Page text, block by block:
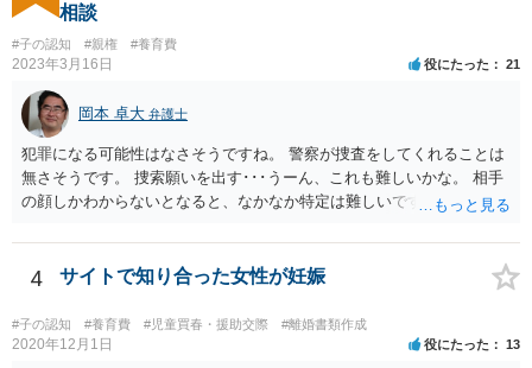
相談
#子の認知 #親権 #養育費
2023年3月16日 役にたった 21
岡本 卓大 弁護士
犯罪になる可能性はなさそうですね。 警察が捜査をしてくれることは
無さそうです。 捜索願いを出す･･･うーん、これも難しいかな。 相手
の顔しかわからないとなると、なかなか特定は難しいですね。 お役に
4 サイトで知り合った女性が妊娠
#子の認知 #養育費 #児童買春・援助交際 #離婚書類作成
2020年12月1日 役にたった 13